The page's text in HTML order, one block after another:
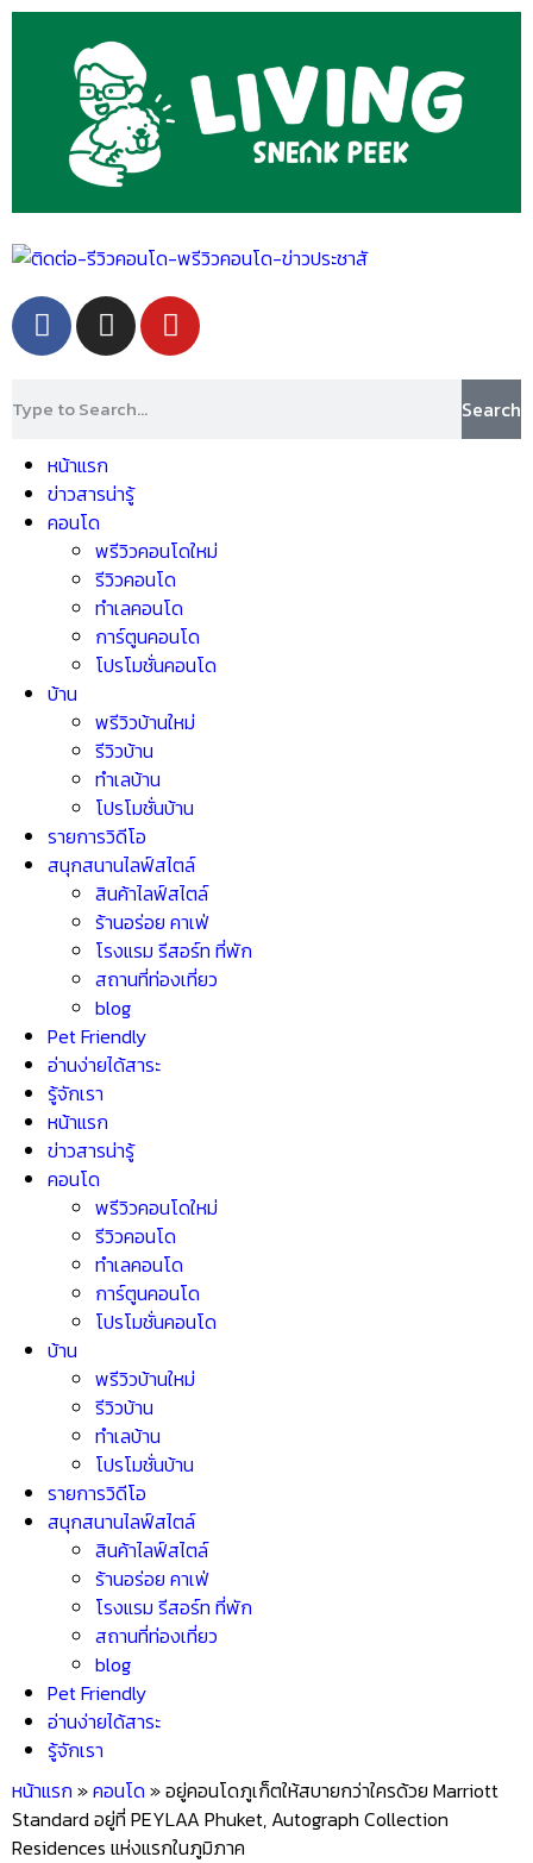
Search
หน้าแรก
ข่าวสารน่ารู้
คอนโด
พรีวิวคอนโดใหม่
รีวิวคอนโด
ทำเลคอนโด
การ์ตูนคอนโด
โปรโมชั่นคอนโด
บ้าน
พรีวิวบ้านใหม่
รีวิวบ้าน
ทำเลบ้าน
โปรโมชั่นบ้าน
รายการวิดีโอ
สนุกสนานไลฟ์สไตล์
สินค้าไลฟ์สไตล์
ร้านอร่อย คาเฟ่
โรงแรม รีสอร์ท ที่พัก
สถานที่ท่องเที่ยว
blog
Pet Friendly
อ่านง่ายได้สาระ
รู้จักเรา
หน้าแรก
ข่าวสารน่ารู้
คอนโด
พรีวิวคอนโดใหม่
รีวิวคอนโด
ทำเลคอนโด
การ์ตูนคอนโด
โปรโมชั่นคอนโด
บ้าน
พรีวิวบ้านใหม่
รีวิวบ้าน
ทำเลบ้าน
โปรโมชั่นบ้าน
รายการวิดีโอ
สนุกสนานไลฟ์สไตล์
สินค้าไลฟ์สไตล์
ร้านอร่อย คาเฟ่
โรงแรม รีสอร์ท ที่พัก
สถานที่ท่องเที่ยว
blog
Pet Friendly
อ่านง่ายได้สาระ
รู้จักเรา
หน้าแรก »คอนโด »อยู่คอนโดภูเก็ตให้สบายกว่าใครด้วย Marriott
Standard อยู่ที่ PEYLAA Phuket, Autograph Collection
Residences แห่งแรกในภูมิภาค